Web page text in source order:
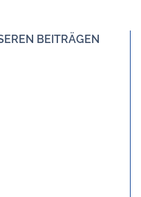
BEITRÄGEN